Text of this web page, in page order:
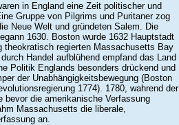
in England eine Zeit politischer und
Gruppe von Pilgrims und Puritaner zog
Neue Welt und gründeten Salem. Die
1630. Boston wurde 1632 Hauptstadt
theokratisch regierten Massachusetts Bay
Handel aufblühend empfand das Land
Politik Englands besonders drückend und
der Unabhängigkeitsbewegung (Boston
1774). 1780, wahrend der
bevor die amerikanische Verfassung
Massachusetts die liberale,
an.